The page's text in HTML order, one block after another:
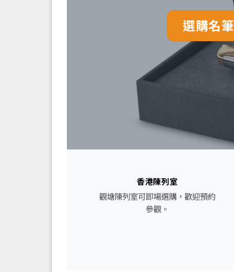
選購名筆
香港陳列室
觀塘陳列室可即場選購，歡迎預約
參觀。